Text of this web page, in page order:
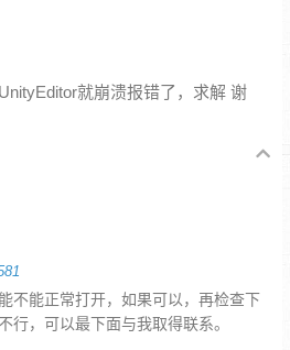
就崩溃报错了，求解 谢
不能正常打开，如果可以，再检查下
行，可以最下面与我取得联系。